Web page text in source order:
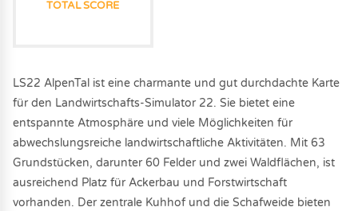
TOTAL SCORE
LS22 AlpenTal ist eine charmante und gut durchdachte Karte
für den Landwirtschafts-Simulator 22. Sie bietet eine
entspannte Atmosphäre und viele Möglichkeiten für
abwechslungsreiche landwirtschaftliche Aktivitäten. Mit 63
Grundstücken, darunter 60 Felder und zwei Waldflächen, ist
ausreichend Platz für Ackerbau und Forstwirtschaft
vorhanden. Der zentrale Kuhhof und die Schafweide bieten